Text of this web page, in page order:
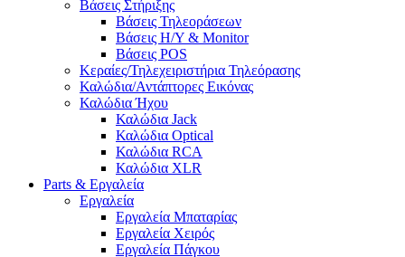
Βάσεις Στήριξης
Βάσεις Τηλεοράσεων
Βάσεις Η/Υ & Monitor
Βάσεις POS
Κεραίες/Τηλεχειριστήρια Τηλεόρασης
Καλώδια/Αντάπτορες Εικόνας
Καλώδια Ήχου
Καλώδια Jack
Καλώδια Optical
Καλώδια RCA
Καλώδια XLR
Parts & Εργαλεία
Εργαλεία
Εργαλεία Μπαταρίας
Εργαλεία Χειρός
Εργαλεία Πάγκου